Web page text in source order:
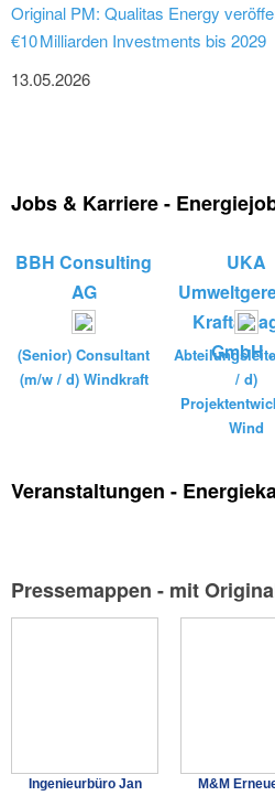
Original PM: Qualitas Energy
€10 Milliarden Investments bis 2029
13.05.2026
Jobs & Karriere -
BBH Consulting
AG
(Senior) Consultant
(m/w / d) Windkraft
UKA
GmbH
/ d)
Wind
Veranstaltungen -
Pressemappen - mit
Ingenieurbüro Jan
M&M